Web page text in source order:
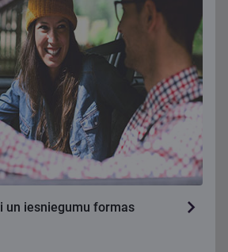
un iesniegumu formas